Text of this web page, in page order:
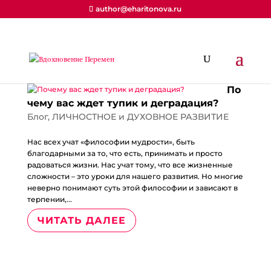
author@eharitonova.ru
По
чему вас ждет тупик и деградация?
Блог, ЛИЧНОСТНОЕ и ДУХОВНОЕ РАЗВИТИЕ
Нас всех учат «философии мудрости», быть
благодарными за то, что есть, принимать и просто
радоваться жизни. Нас учат тому, что все жизненные
сложности – это уроки для нашего развития. Но многие
неверно понимают суть этой философии и зависают в
терпении,...
ЧИТАТЬ ДАЛЕЕ